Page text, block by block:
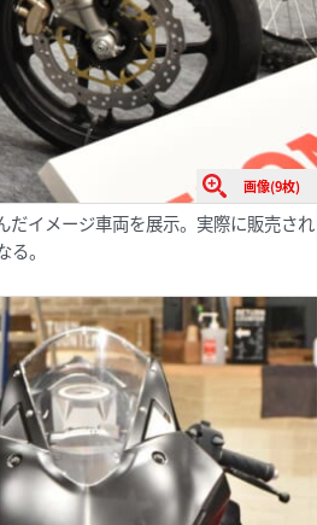
画像(9枚)
だイメージ車両を展示。実際に販売され
。